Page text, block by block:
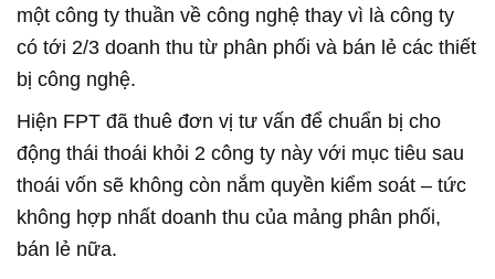
một công ty thuần về công nghệ thay vì là công ty
có tới 2/3 doanh thu từ phân phối và bán lẻ các thiết
bị công nghệ.
Hiện FPT đã thuê đơn vị tư vấn để chuẩn bị cho
động thái thoái khỏi 2 công ty này với mục tiêu sau
thoái vốn sẽ không còn nắm quyền kiểm soát – tức
không hợp nhất doanh thu của mảng phân phối,
bán lẻ nữa.